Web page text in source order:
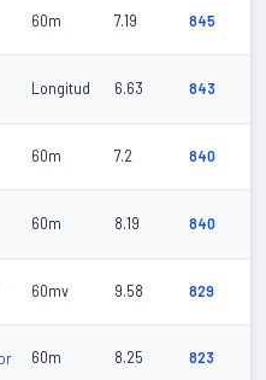
60m 7.19 845
Longitud 6.63 843
60m 7.2 840
60m 8.19 840
60mv 9.58 829
60m 8.25 823